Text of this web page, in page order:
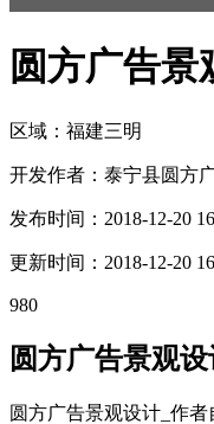
圆方广告景
区域： 福建三明
开发作者： 泰宁县圆方
发布时间： 2018-12-20
更新时间： 2018-12-20
980
圆方广告景观
圆方广告景观设计_作者